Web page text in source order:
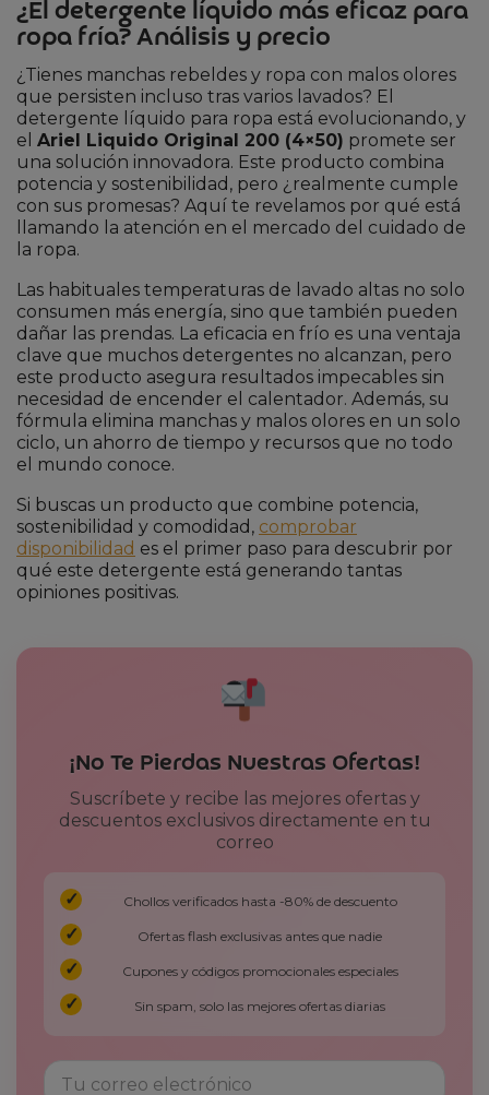
¿El detergente líquido más eficaz para
ropa fría? Análisis y precio
¿Tienes manchas rebeldes y ropa con malos olores
que persisten incluso tras varios lavados? El
detergente líquido para ropa está evolucionando, y
el Ariel Liquido Original 200 (4×50) promete ser
una solución innovadora. Este producto combina
potencia y sostenibilidad, pero ¿realmente cumple
con sus promesas? Aquí te revelamos por qué está
llamando la atención en el mercado del cuidado de
la ropa.
Las habituales temperaturas de lavado altas no solo
consumen más energía, sino que también pueden
dañar las prendas. La eficacia en frío es una ventaja
clave que muchos detergentes no alcanzan, pero
este producto asegura resultados impecables sin
necesidad de encender el calentador. Además, su
fórmula elimina manchas y malos olores en un solo
ciclo, un ahorro de tiempo y recursos que no todo
el mundo conoce.
Si buscas un producto que combine potencia,
sostenibilidad y comodidad, comprobar
disponibilidad es el primer paso para descubrir por
qué este detergente está generando tantas
opiniones positivas.
¡No Te Pierdas Nuestras Ofertas!
Suscríbete y recibe las mejores ofertas y
descuentos exclusivos directamente en tu
correo
Chollos verificados hasta -80% de descuento
Ofertas flash exclusivas antes que nadie
Cupones y códigos promocionales especiales
Sin spam, solo las mejores ofertas diarias